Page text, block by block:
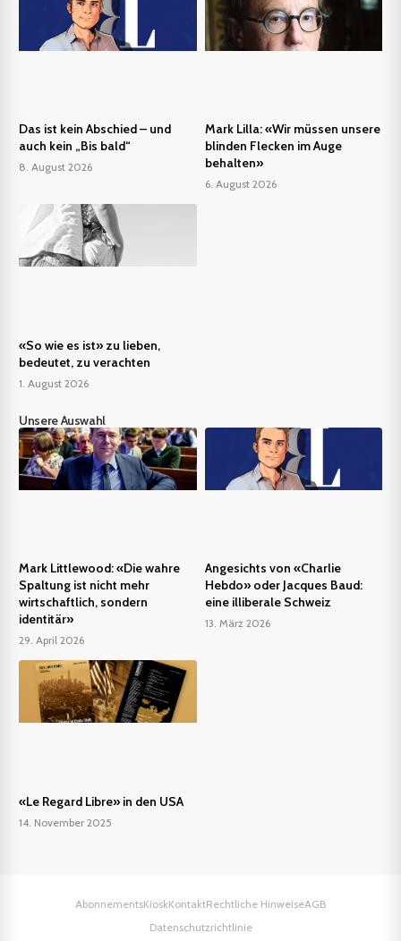
Das ist kein Abschied – und
auch kein „Bis bald“
8. August 2026
Mark Lilla: «Wir müssen unsere
blinden Flecken im Auge
behalten»
6. August 2026
«So wie es ist» zu lieben,
bedeutet, zu verachten
1. August 2026
Unsere Auswahl
Mark Littlewood: «Die wahre
Spaltung ist nicht mehr
wirtschaftlich, sondern
identitär»
29. April 2026
Angesichts von «Charlie
Hebdo» oder Jacques Baud:
eine illiberale Schweiz
13. März 2026
«Le Regard Libre» in den USA
14. November 2025
AbonnementsKioskKontaktRechtliche HinweiseAGB
Datenschutzrichtlinie